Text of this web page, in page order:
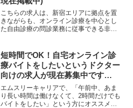
こちらの求人は、新宿エリアに拠点を置
きながらも、オンライン診療を中心とし
た自由診療の問診業務に従事できる非常
たシンプルな業務設計が特徴となってい
ます。自由診療領域での勤...
短時間でOK！自宅オンライン診
療バイトをしたいというドクター
向けの求人が現在募集中です
(2023年3月～)
エムスリーキャリアで、「午前中、あま
り長い時間は働けなくて、2時間だけでも
バイトをしたい」という方にオススメな